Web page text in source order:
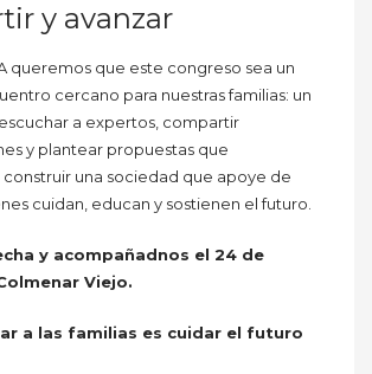
y avanzar
queremos que este congreso sea un
cercano para nuestras familias: un
a expertos, compartir
y plantear propuestas que
una sociedad que apoye de
cuidan, educan y sostienen el futuro.
y acompañadnos el 24 de
Viejo.
a las familias es cuidar el futuro